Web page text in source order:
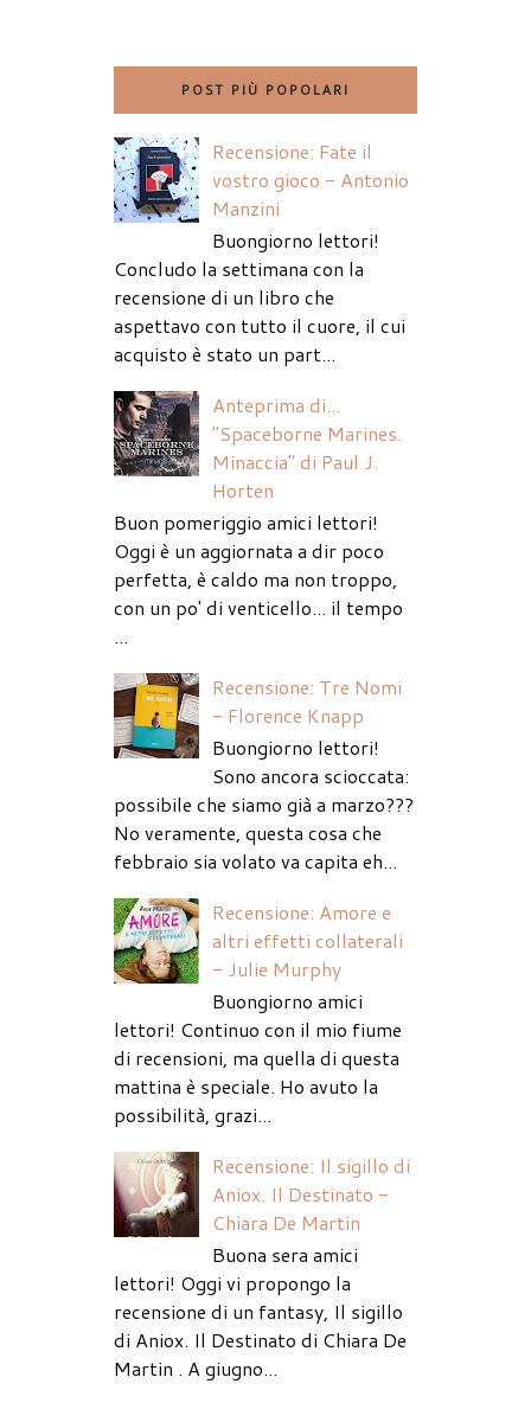
POST PIÙ POPOLARI
Recensione: Fate il
vostro gioco - Antonio
Manzini
Buongiorno lettori!
Concludo la settimana con la
recensione di un libro che
aspettavo con tutto il cuore, il cui
acquisto è stato un part...
Anteprima di...
"Spaceborne Marines.
Minaccia" di Paul J.
Horten
Buon pomeriggio amici lettori!
Oggi è un aggiornata a dir poco
perfetta, è caldo ma non troppo,
con un po' di venticello... il tempo
...
Recensione: Tre Nomi
- Florence Knapp
Buongiorno lettori!
Sono ancora scioccata:
possibile che siamo già a marzo???
No veramente, questa cosa che
febbraio sia volato va capita eh...
Recensione: Amore e
altri effetti collaterali
- Julie Murphy
Buongiorno amici
lettori! Continuo con il mio fiume
di recensioni, ma quella di questa
mattina è speciale. Ho avuto la
possibilità, grazi...
Recensione: Il sigillo di
Aniox. Il Destinato -
Chiara De Martin
Buona sera amici
lettori! Oggi vi propongo la
recensione di un fantasy, Il sigillo
di Aniox. Il Destinato di Chiara De
Martin . A giugno...